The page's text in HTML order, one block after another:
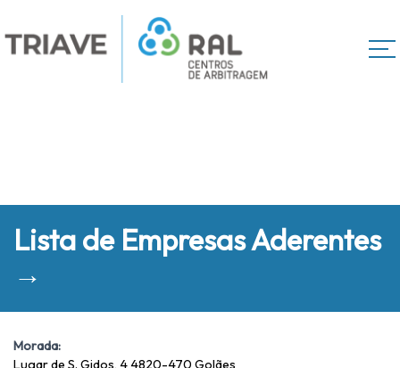
Lista de Empresas Aderentes
→
Morada:
Lugar de S. Gidos, 4 4820-470 Golães